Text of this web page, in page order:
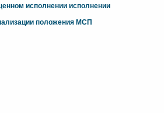
исполнении исполнении
положения МСП